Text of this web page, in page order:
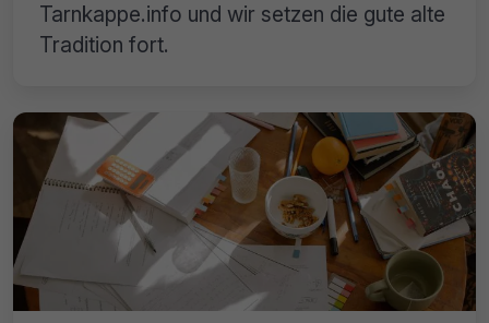
Tarnkappe.info und wir setzen die gute alte
Tradition fort.